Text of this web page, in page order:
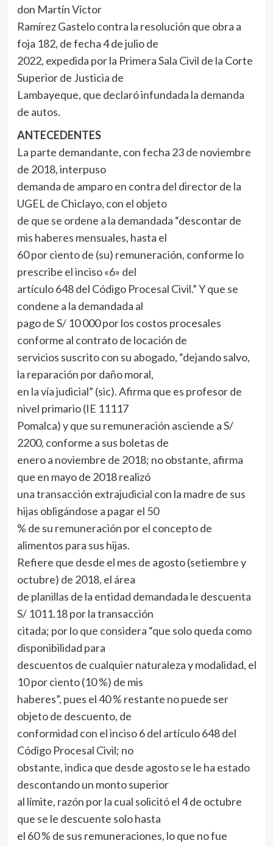
don Martín Víctor
Ramírez Gastelo contra la resolución que obra a
foja 182, de fecha 4 de julio de
2022, expedida por la Primera Sala Civil de la Corte
Superior de Justicia de
Lambayeque, que declaró infundada la demanda
de autos.
ANTECEDENTES
La parte demandante, con fecha 23 de noviembre
de 2018, interpuso
demanda de amparo en contra del director de la
UGEL de Chiclayo, con el objeto
de que se ordene a la demandada “descontar de
mis haberes mensuales, hasta el
60 por ciento de (su) remuneración, conforme lo
prescribe el inciso «6» del
artículo 648 del Código Procesal Civil.” Y que se
condene a la demandada al
pago de S/ 10 000 por los costos procesales
conforme al contrato de locación de
servicios suscrito con su abogado, “dejando salvo,
la reparación por daño moral,
en la vía judicial” (sic). Afirma que es profesor de
nivel primario (IE 11117
Pomalca) y que su remuneración asciende a S/
2200, conforme a sus boletas de
enero a noviembre de 2018; no obstante, afirma
que en mayo de 2018 realizó
una transacción extrajudicial con la madre de sus
hijas obligándose a pagar el 50
% de su remuneración por el concepto de
alimentos para sus hijas.
Refiere que desde el mes de agosto (setiembre y
octubre) de 2018, el área
de planillas de la entidad demandada le descuenta
S/ 1011.18 por la transacción
citada; por lo que considera “que solo queda como
disponibilidad para
descuentos de cualquier naturaleza y modalidad, el
10 por ciento (10 %) de mis
haberes”, pues el 40 % restante no puede ser
objeto de descuento, de
conformidad con el inciso 6 del artículo 648 del
Código Procesal Civil; no
obstante, indica que desde agosto se le ha estado
descontando un monto superior
al límite, razón por la cual solicitó el 4 de octubre
que se le descuente solo hasta
el 60 % de sus remuneraciones, lo que no fue